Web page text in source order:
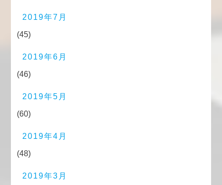
2019年7月
(45)
2019年6月
(46)
2019年5月
(60)
2019年4月
(48)
2019年3月